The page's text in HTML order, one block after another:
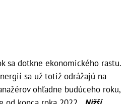
sa dotkne ekonomického rastu.
sa už totiž odrážajú na
ohľadne budúceho roku,